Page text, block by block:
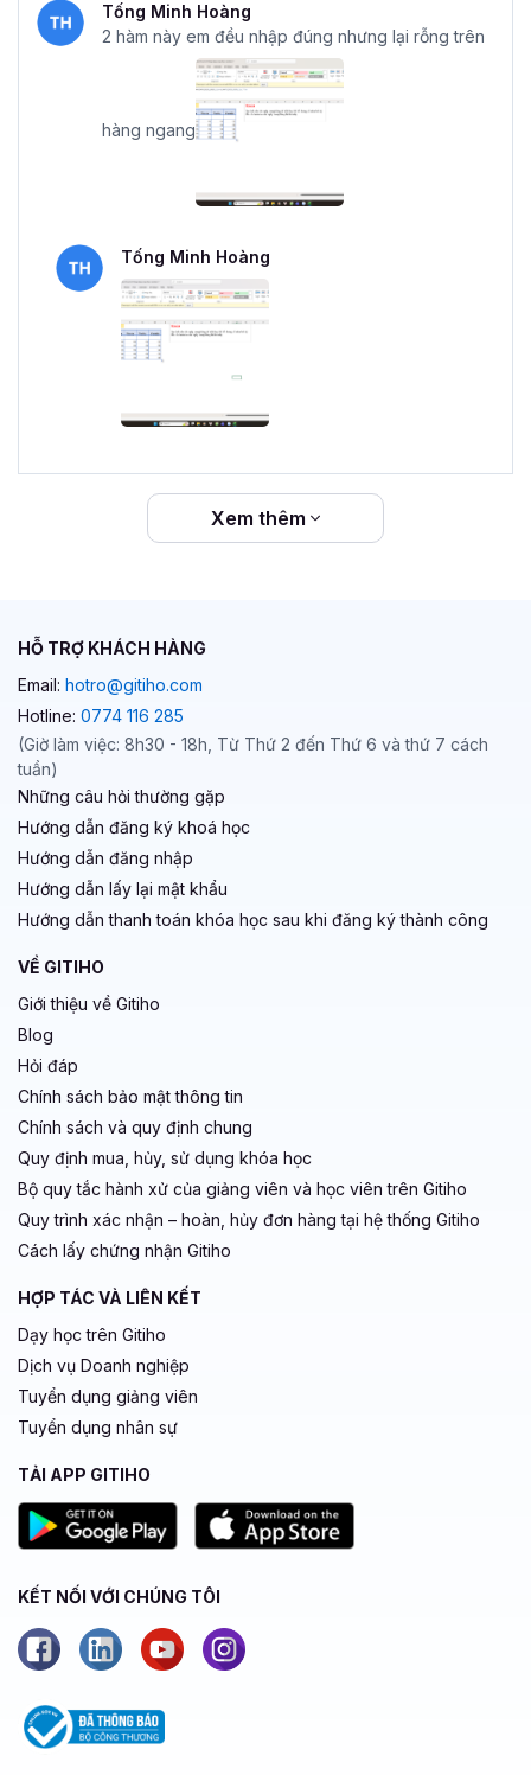
Tống Minh Hoàng
2 hàm này em đều nhập đúng nhưng lại rỗng trên
hàng ngang
Tống Minh Hoàng
Xem thêm
HỖ TRỢ KHÁCH HÀNG
Email: hotro@gitiho.com
Hotline: 0774 116 285
(Giờ làm việc: 8h30 - 18h, Từ Thứ 2 đến Thứ 6 và thứ 7 cách
tuần)
Những câu hỏi thường gặp
Hướng dẫn đăng ký khoá học
Hướng dẫn đăng nhập
Hướng dẫn lấy lại mật khẩu
Hướng dẫn thanh toán khóa học sau khi đăng ký thành công
VỀ GITIHO
Giới thiệu về Gitiho
Blog
Hỏi đáp
Chính sách bảo mật thông tin
Chính sách và quy định chung
Quy định mua, hủy, sử dụng khóa học
Bộ quy tắc hành xử của giảng viên và học viên trên Gitiho
Quy trình xác nhận – hoàn, hủy đơn hàng tại hệ thống Gitiho
Cách lấy chứng nhận Gitiho
HỢP TÁC VÀ LIÊN KẾT
Dạy học trên Gitiho
Dịch vụ Doanh nghiệp
Tuyển dụng giảng viên
Tuyển dụng nhân sự
TẢI APP GITIHO
KẾT NỐI VỚI CHÚNG TÔI